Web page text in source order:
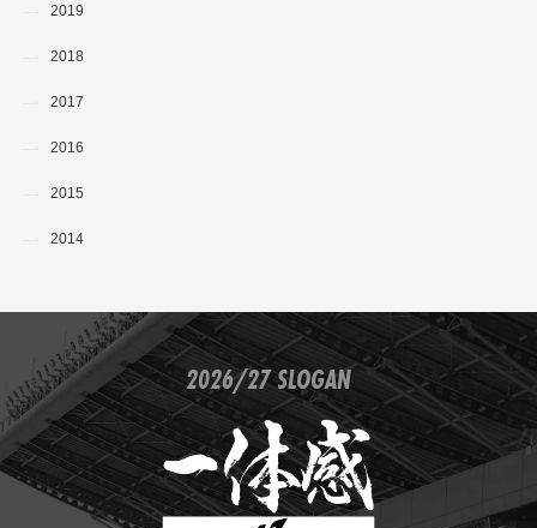
2019
2018
2017
2016
2015
2014
2026/27 SLOGAN